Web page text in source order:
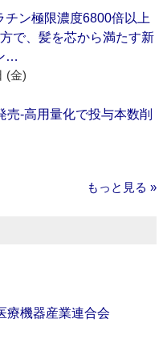
チン極限濃度6800倍以上
で、髪を芯から満たす新
…
(金)
売‐高用量化で投与本数削
もっと見る »
機器産業連合会